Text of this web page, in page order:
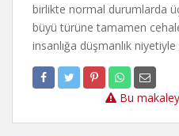
birlikte normal durumlarda
büyü türüne tamamen
insanlığa düşmanlık
Bu